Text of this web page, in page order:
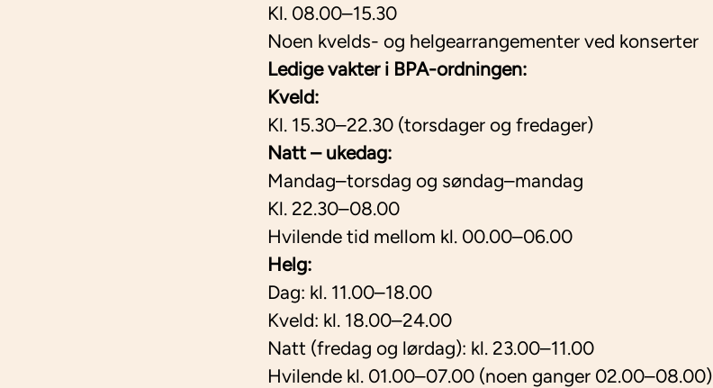
Kl. 08.00–15.30
Noen kvelds- og helgearrangementer ved konserter
Ledige vakter i BPA-ordningen:
Kveld:
Kl. 15.30–22.30 (torsdager og fredager)
Natt – ukedag:
Mandag–torsdag og søndag–mandag
Kl. 22.30–08.00
Hvilende tid mellom kl. 00.00–06.00
Helg:
Dag: kl. 11.00–18.00
Kveld: kl. 18.00–24.00
Natt (fredag og lørdag): kl. 23.00–11.00
Hvilende kl. 01.00–07.00 (noen ganger 02.00–08.00)